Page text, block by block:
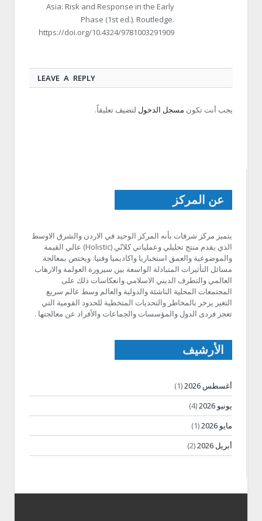
Asia: Risk and Response in the Early
Phase (1st ed.). Routledge.
https://doi.org/10.4324/9781003291909
LEAVE A REPLY
يجب أنت تكون مسجل الدخول لتضيف تعليقاً.
عن المركز
يتميز مركز شرفات بأنه المركز الوحيد في الاردن والشرق الاوسط
الذي يقدم منتج تحليلي وعملياتي كلانّي (Holistic) عالي القيمة
والموضوعية والعمق استخباريا واكاديميا وفنيا. ويختص بمعالجة
مسائل التأثيرات المتبادلة الواسعة بين سيرورة العولمة والارهاب
العالمي والتطرف الديني الاسلامي وانعكاسات ذلك على
المجتمعات المحلية الناشئة والدولية والعالم وسط عالم سريع
التغير يزخر بالمخاطر والتحديات المتخطية للحدود القومية التي
تعجز فردى الدول والمؤسسات والجماعات والأفراد عن معالجتها .
الأرشيف
أغسطس 2026
(1)
يونيو 2026
(4)
مايو 2026
(1)
أبريل 2026
(2)